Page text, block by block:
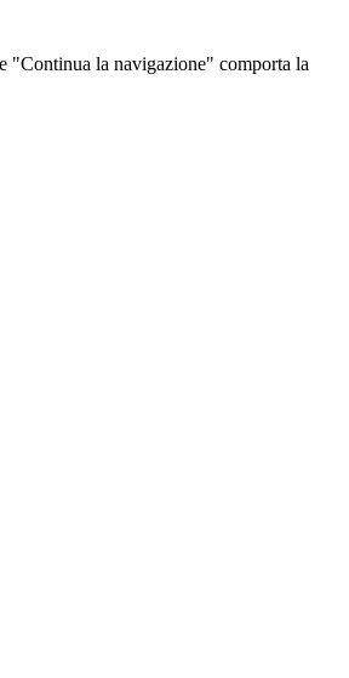
"Continua la navigazione" comporta la